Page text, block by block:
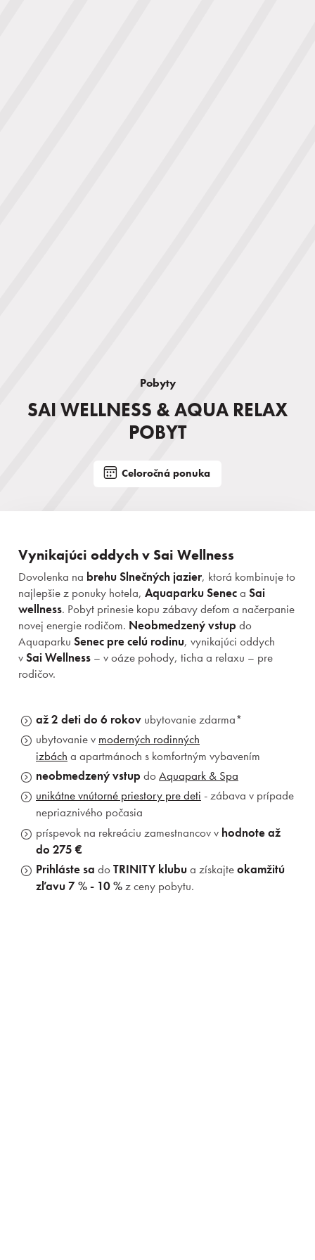
Pobyty
SAI WELLNESS & AQUA RELAX
POBYT
Celoročná ponuka
Vynikajúci oddych v Sai Wellness
Dovolenka na brehu Slnečných jazier, ktorá kombinuje to
najlepšie z ponuky hotela, Aquaparku Seneca Sai
wellness. Pobyt prinesie kopu zábavy deťom a načerpanie
novej energie rodičom. Neobmedzený vstup do
Aquaparku Senec pre celú rodinu, vynikajúci oddych
vSai Wellness– v oáze pohody, ticha a relaxu – pre
rodičov.
až 2 deti do 6 rokov ubytovanie zdarma*
ubytovanie v moderných rodinných
izbách a apartmánoch s komfortným vybavením
neobmedzený vstup doAquapark & Spa
unikátne vnútorné priestory pre deti - zábava v prípade
nepriaznivého počasia
príspevok na rekreáciu zamestnancov v hodnote až
do 275 €
Prihláste sa doTRINITY klubua získajteokamžitú
zľavu 7 % - 10 %z ceny pobytu.